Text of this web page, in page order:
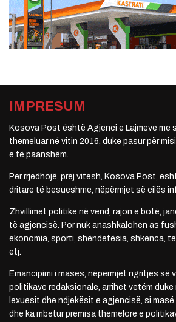
IMPRESUM
Kosova Post është Agjenci e Lajmeve me
themeluar në vitin 2016, duke pasur për
e të paanshëm.
Për rrjedhojë, prej vitesh, Kosova Post,
dritare të besueshme, nëpërmjet së cilës
Zhvillimet politike në vend, rajon e botë,
të agjencisë. Por nuk anashkalohen as
ekonomia, sporti, shëndetësia, shkenca,
etj.
Emancipimi i masës, nëpërmjet ngritjes së
politikave redaksionale, arrihet vetëm duke
lexuesit dhe ndjekësit e agjencisë, si
dhe ka mbetur premisa themelore e